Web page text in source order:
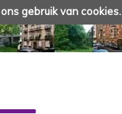
gebruik van cookies.